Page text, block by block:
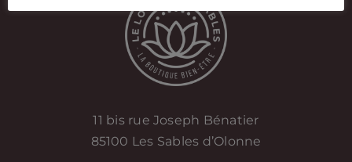
11 bis rue Joseph Bénatier
85100 Les Sables d’Olonne